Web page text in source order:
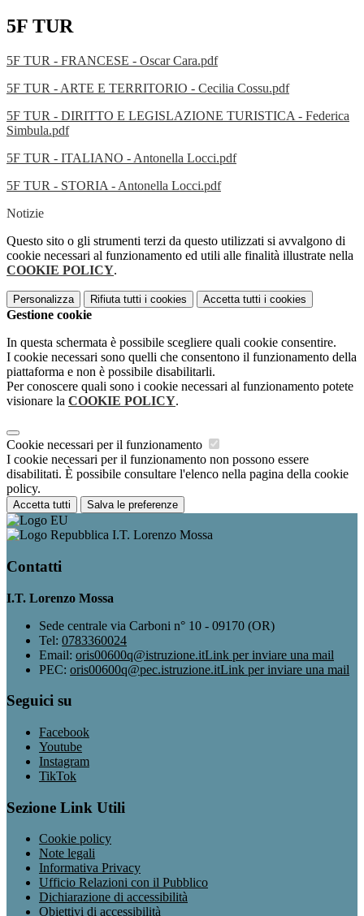
5F TUR
5F TUR - FRANCESE - Oscar Cara.pdf
5F TUR - ARTE E TERRITORIO - Cecilia Cossu.pdf
5F TUR - DIRITTO E LEGISLAZIONE TURISTICA - Federica
Simbula.pdf
5F TUR - ITALIANO - Antonella Locci.pdf
5F TUR - STORIA - Antonella Locci.pdf
Notizie
Questo sito o gli strumenti terzi da questo utilizzati si avvalgono di
cookie necessari al funzionamento ed utili alle finalità illustrate nella
COOKIE POLICY.
Personalizza Rifiuta tutti i cookies Accetta tutti i cookies
Gestione cookie
In questa schermata è possibile scegliere quali cookie consentire.
I cookie necessari sono quelli che consentono il funzionamento della
piattaforma e non è possibile disabilitarli.
Per conoscere quali sono i cookie necessari al funzionamento potete
visionare la COOKIE POLICY.
Cookie necessari per il funzionamento
I cookie necessari per il funzionamento non possono essere
disabilitati. È possibile consultare l'elenco nella pagina della cookie
policy.
Accetta tutti Salva le preferenze
I.T. Lorenzo Mossa
Contatti
I.T. Lorenzo Mossa
Sede centrale via Carboni n° 10 - 09170 (OR)
Tel: 0783360024
Email: oris00600q@istruzione.itLink per inviare una mail
PEC: oris00600q@pec.istruzione.itLink per inviare una mail
Seguici su
Facebook
Youtube
Instagram
TikTok
Sezione Link Utili
Cookie policy
Note legali
Informativa Privacy
Ufficio Relazioni con il Pubblico
Dichiarazione di accessibilità
Obiettivi di accessibilità